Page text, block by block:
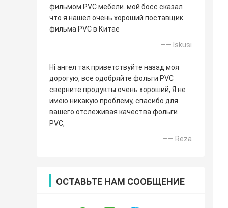
фильмом PVC мебели. мой босс сказал
что я нашел очень хороший поставщик
фильма PVC в Китае
—— Iskusi
Hi ангел так приветствуйте назад моя
дорогую, все одобряйте фольги PVC
сверните продукты очень хороший, Я не
имею никакую проблему, спасибо для
вашего отслеживая качества фольги
PVC,
—— Reza
ОСТАВЬТЕ НАМ СООБЩЕНИЕ